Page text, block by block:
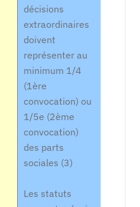
décisions
extraordinaires
doivent
représenter au
minimum 1/4
(1ère
convocation) ou
1/5e (2ème
convocation)
des parts
sociales (3)
Les statuts